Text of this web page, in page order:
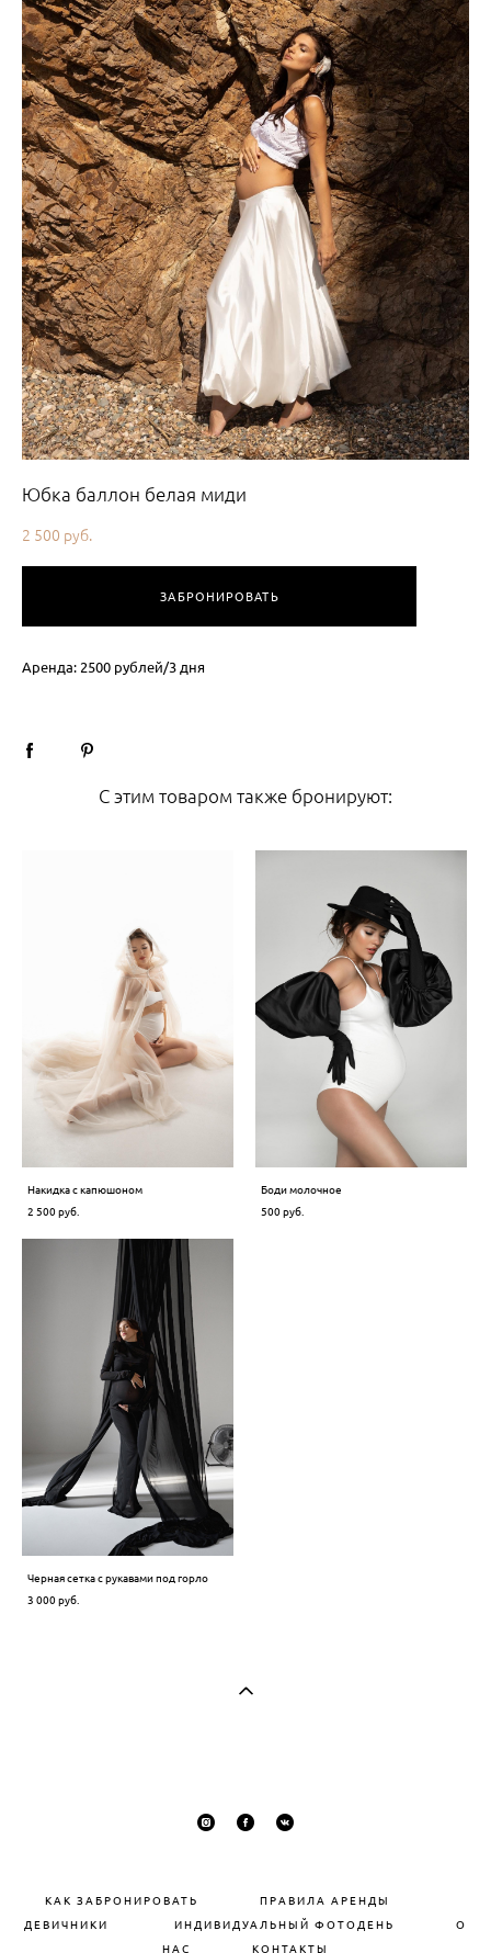
Юбка баллон белая миди
2 500 pуб.
ЗАБРОНИРОВАТЬ
Аренда: 2500 рублей/3 дня
С этим товаром также бронируют:
Накидка с капюшоном
2 500 pуб.
Боди молочное
500 pуб.
Черная сетка с рукавами под горло
3 000 pуб.
КАК ЗАБРОНИРОВАТЬ ПРАВИЛА АРЕНДЫ
ДЕВИЧНИКИ
ИНДИВИДУАЛЬНЫЙ ФОТОДЕНЬ
О
НАС
КОНТАКТЫ